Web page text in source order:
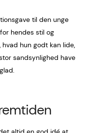
til den unge
hendes stil og
hvad hun godt kan lide,
sandsynlighed have